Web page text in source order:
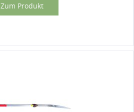
Zum Produkt